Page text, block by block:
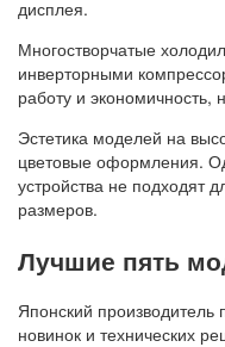
дисплея.
Многостворчатые
инверторными
работу и
Эстетика моделей на
цветовые оформления.
устройства не подходят
размеров.
Лучшие пять
Японский производитель
новинок и технических